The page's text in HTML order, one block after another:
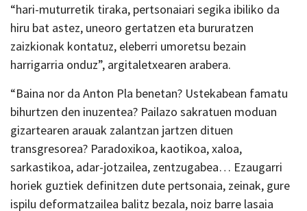
“hari-muturretik tiraka, pertsonaiari segika ibiliko da
hiru bat astez, uneoro gertatzen eta bururatzen
zaizkionak kontatuz, eleberri umoretsu bezain
harrigarria onduz”, argitaletxearen arabera.
“Baina nor da Anton Pla benetan? Ustekabean famatu
bihurtzen den inuzentea? Pailazo sakratuen moduan
gizartearen arauak zalantzan jartzen dituen
transgresorea? Paradoxikoa, kaotikoa, xaloa,
sarkastikoa, adar-jotzailea, zentzugabea… Ezaugarri
horiek guztiek definitzen dute pertsonaia, zeinak, gure
ispilu deformatzailea balitz bezala, noiz barre lasaia